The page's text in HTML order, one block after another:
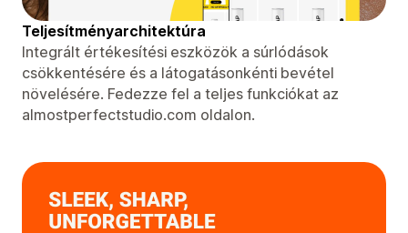
Teljesítményarchitektúra
Integrált értékesítési eszközök a súrlódások
csökkentésére és a látogatásonkénti bevétel
növelésére. Fedezze fel a teljes funkciókat az
almostperfectstudio.com oldalon.